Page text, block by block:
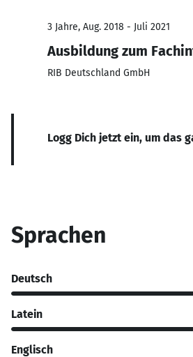
3 Jahre, Aug. 2018 - Juli 2021
Ausbildung zum
RIB Deutschland GmbH
Logg Dich jetzt ein, um das
Sprachen
Deutsch
Latein
Englisch